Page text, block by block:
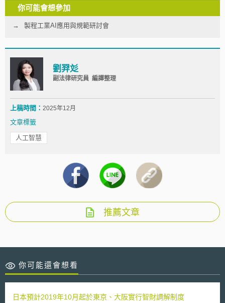
你可能會想參加
製程工業AI應用與規範研討會
劉羿彣
副法律研究員 編譯整理
上稿時間： 2025年12月
文章標籤
人工智慧
推薦文章
你可能還會想看
日本預計2019年10月起於東京、大阪實行智財調解制度